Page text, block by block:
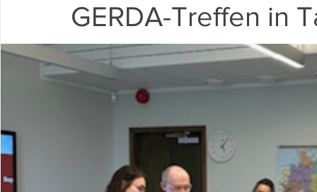
GERDA-Treffen in